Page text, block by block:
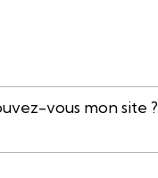
vous mon site ?